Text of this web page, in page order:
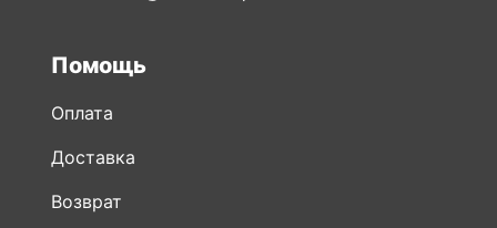
Помощь
Оплата
Доставка
Возврат